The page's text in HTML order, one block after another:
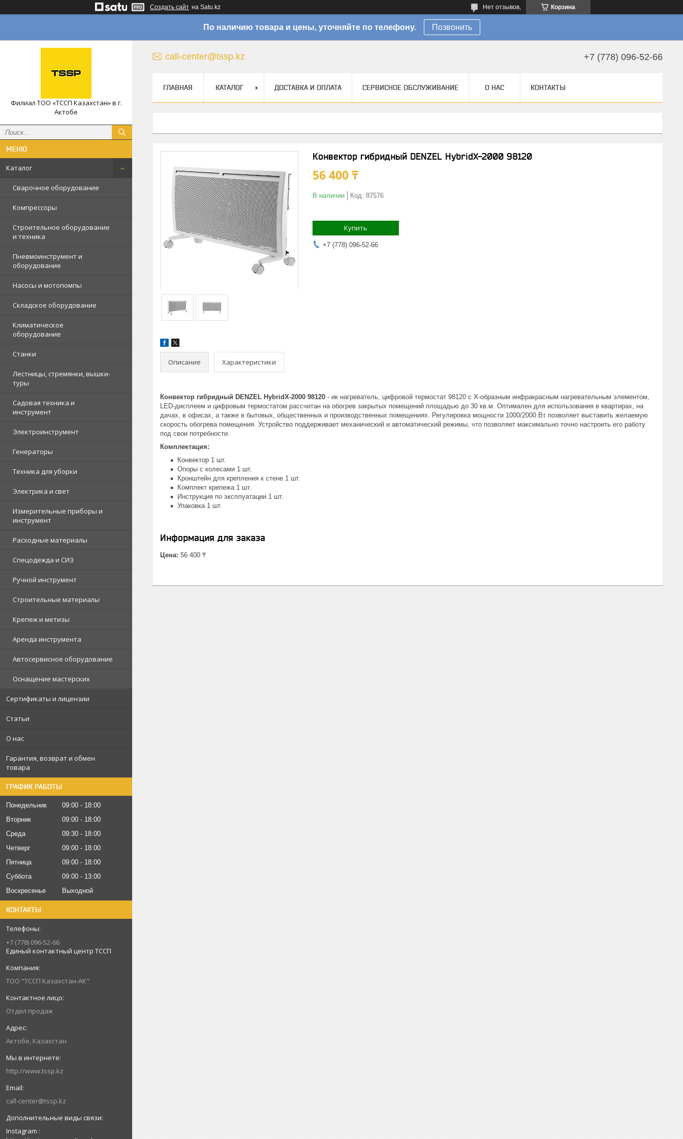
Создать сайт на Satu.kz Корзина
Нет отзывов,
По наличию товара и цены, уточняйте по телефону. Позвонить
Филиал ТОО «ТССП Казахстан» в г.
Актобе
Каталог
Сварочное оборудование
Компрессоры
Строительное оборудование
и техника
Пневмоинструмент и
оборудование
Насосы и мотопомпы
Складское оборудование
Климатическое
оборудование
Станки
Лестницы, стремянки, вышки-
туры
Садовая техника и
инструмент
Электроинструмент
Генераторы
Техника для уборки
Электрика и свет
Измерительные приборы и
инструмент
Расходные материалы
Спецодежда и СИЗ
Ручной инструмент
Строительные материалы
Крепеж и метизы
Аренда инструмента
Автосервисное оборудование
Оснащение мастерских
Сертификаты и лицензии
Статьи
О нас
Гарантия, возврат и обмен
товара
ГРАФИК РАБОТЫ
Понедельник 09:00
18:00
Вторник
09:00
18:00
Среда
09:30
18:00
Четверг
09:00
18:00
Пятница
09:00
18:00
Суббота
09:00
13:00
Воскресенье
Выходной
КОНТАКТЫ
+7 (778) 096-52-66
Единый контактный центр ТССП
ТОО "ТССП Казахстан-АК"
Отдел продаж
Актобе, Казахстан
http://www.tssp.kz
call-center@tssp.kz
Instagram
call-center@tssp.kz +7 (778) 096-52-66
ГЛАВНАЯ КАТАЛОГ ДОСТАВКА И ОПЛАТА СЕРВИСНОЕ ОБСЛУЖИВАНИЕ О НАС КОНТАКТЫ
Конвектор гибридный DENZEL HybridX-2000 98120
56 400 ₸
В наличии Код: 87576
Купить
+7 (778) 096-52-66
Описание Характеристики
Конвектор гибридный DENZEL HybridX-2000 98120 - ик нагреватель, цифровой термостат 98120 с X-образным инфракрасным нагревательным элементом,
LED-дисплеем и цифровым термостатом рассчитан на обогрев закрытых помещений площадью до 30 кв.м. Оптимален для использования в квартирах, на
дачах, в офисах, а также в бытовых, общественных и производственных помещениях. Регулировка мощности 1000/2000 Вт позволяет выставить желаемую
скорость обогрева помещения. Устройство поддерживает механический и автоматический режимы, что позволяет максимально точно настроить его работу
под свои потребности.
Комплектация:
Конвектор 1 шт.
Опоры с колесами 1 шт.
Кронштейн для крепления к стене 1 шт.
Комплект крепежа 1 шт.
Инструкция по эксплуатации 1 шт.
Упаковка 1 шт.
Информация для заказа
Цена: 56 400 ₸